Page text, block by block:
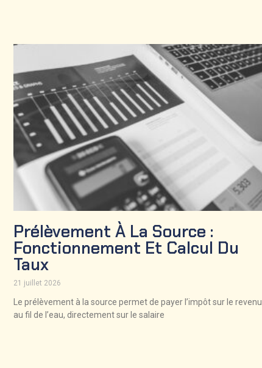
Prélèvement À La Source :
Fonctionnement Et Calcul Du
Taux
21 juillet 2026
Le prélèvement à la source permet de payer l’impôt sur le revenu
au fil de l’eau, directement sur le salaire